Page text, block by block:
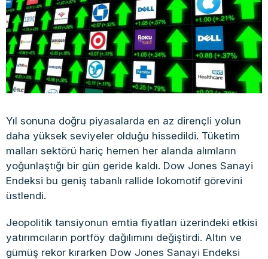
Yıl sonuna doğru piyasalarda en az dirençli yolun
daha yüksek seviyeler olduğu hissedildi. Tüketim
malları sektörü hariç hemen her alanda alımların
yoğunlaştığı bir gün geride kaldı. Dow Jones Sanayi
Endeksi bu geniş tabanlı rallide lokomotif görevini
üstlendi.
Jeopolitik tansiyonun emtia fiyatları üzerindeki etkisi
yatırımcıların portföy dağılımını değiştirdi. Altın ve
gümüş rekor kırarken Dow Jones Sanayi Endeksi